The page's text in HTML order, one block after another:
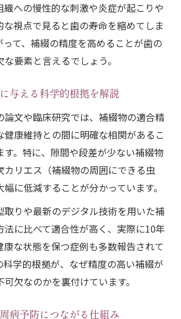
度の差が歯周病発症率に及ぼす影響
隙間と歯周ポケットの関係を解説
ケット5ミリのリスクと補綴の役割
度と歯周病予防の最新論文データ
歯を守るために知っておくべきこ
度が求められる理由と選び方のコ
向上のための受診時のチェックポ
選びに重要な補綴精度へのこだわ
寿命を延ばすための精密治療の流
で変わる日常ケアとメンテナンス
には補綴選びがカギとなる理由
織への慢性的な刺激や炎症が起こりや
な視点で見ると歯の寿命を縮めてしま
って、補綴の精度を高めることが歯の
要素と言えるでしょう。
与える科学的根拠を解説
論文や臨床研究では、補綴物の適合精
健康維持との間に明確な相関があるこ
す。特に、隙間や段差が少ない補綴物
カリエス（補綴物の周囲にできる虫
に低減することが分かっています。
取りや最新のデジタル技術を用いた補
法に比べて適合性が高く、実際に10年
康な状態を保つ症例も多数報告されて
科学的根拠が、なぜ精度の高い補綴が
欠なのかを裏付けています。
病予防につながる仕組み